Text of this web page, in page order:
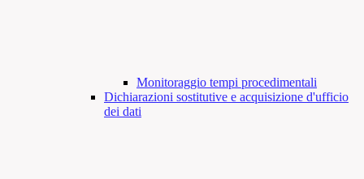
Monitoraggio tempi procedimentali
Dichiarazioni sostitutive e acquisizione d'ufficio
dei dati